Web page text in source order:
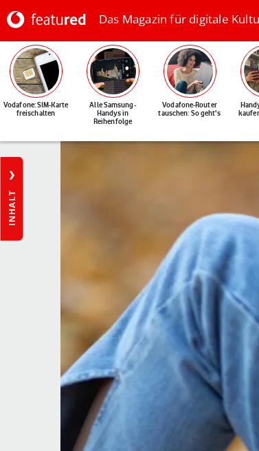
Das Magazin für digitale
Vodafone: SIM-Karte
freischalten
Alle Samsung-
Handys in
Reihenfolge
Vodafone-Router
tauschen: So geht's
INHALT